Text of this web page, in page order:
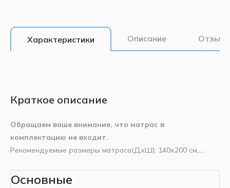
Характеристики Описание
Краткое описание
Обращаем ваше внимание, что матрас в
комплектацию не входит.
Рекомендуемые размеры матраса(ДxШ): 140x200 см,
Характеристики
Основные